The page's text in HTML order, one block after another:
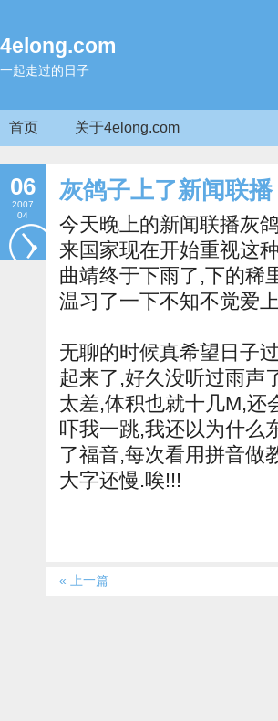
4elong.com
一起走过的日子
首页 关于4elong.com
06
2007
04
灰鸽子上了新闻联播
今天晚上的新闻联播灰
来国家现在开始重视这
曲靖终于下雨了,下的稀
温习了一下不知不觉爱
无聊的时候真希望日子
起来了,好久没听过雨声
太差,体积也就十几M,还
吓我一跳,我还以为什么
了福音,每次看用拼音做
大字还慢.唉!!!
« 上一篇